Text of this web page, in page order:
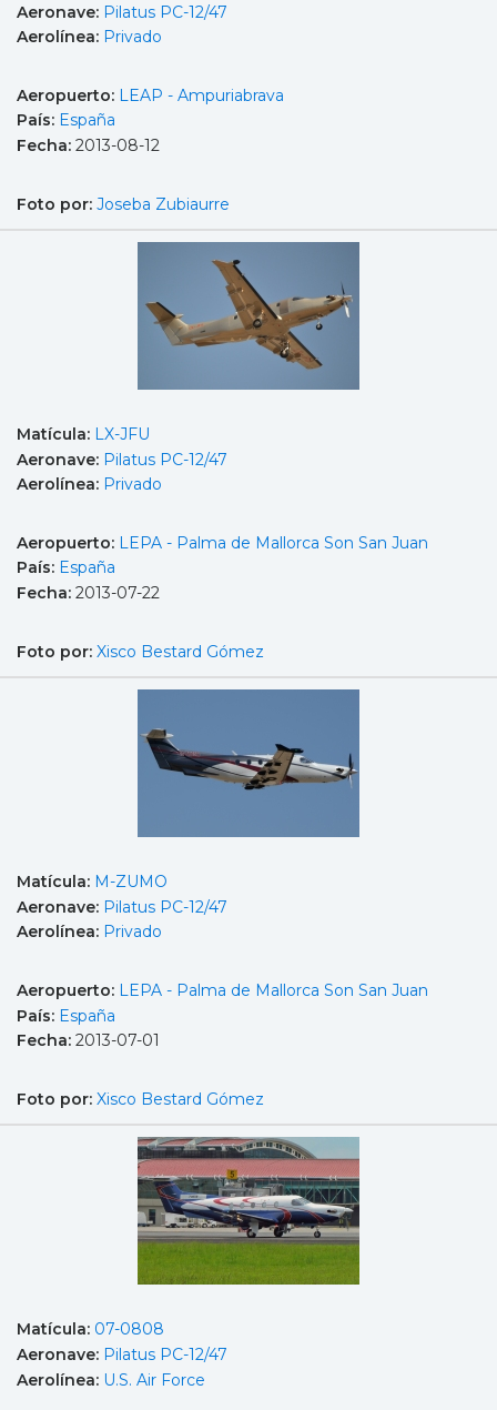
Aeronave: Pilatus PC-12/47
Aerolínea: Privado
Aeropuerto: LEAP - Ampuriabrava
País: España
Fecha: 2013-08-12
Foto por: Joseba Zubiaurre
Matícula: LX-JFU
Aeronave: Pilatus PC-12/47
Aerolínea: Privado
Aeropuerto: LEPA - Palma de Mallorca Son San Juan
País: España
Fecha: 2013-07-22
Foto por: Xisco Bestard Gómez
Matícula: M-ZUMO
Aeronave: Pilatus PC-12/47
Aerolínea: Privado
Aeropuerto: LEPA - Palma de Mallorca Son San Juan
País: España
Fecha: 2013-07-01
Foto por: Xisco Bestard Gómez
Matícula: 07-0808
Aeronave: Pilatus PC-12/47
Aerolínea: U.S. Air Force